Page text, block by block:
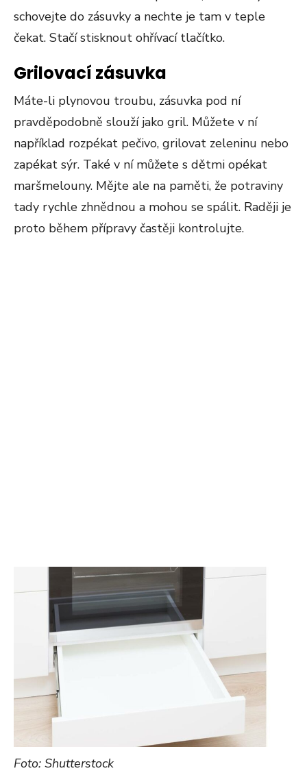
schovejte do zásuvky a nechte je tam v teple
čekat. Stačí stisknout ohřívací tlačítko.
Grilovací zásuvka
Máte-li plynovou troubu, zásuvka pod ní
pravděpodobně slouží jako gril. Můžete v ní
například rozpékat pečivo, grilovat zeleninu nebo
zapékat sýr. Také v ní můžete s dětmi opékat
maršmelouny. Mějte ale na paměti, že potraviny
tady rychle zhnědnou a mohou se spálit. Raději je
proto během přípravy častěji kontrolujte.
Foto: Shutterstock